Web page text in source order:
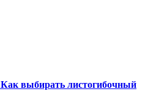
Как выбирать листогибочный